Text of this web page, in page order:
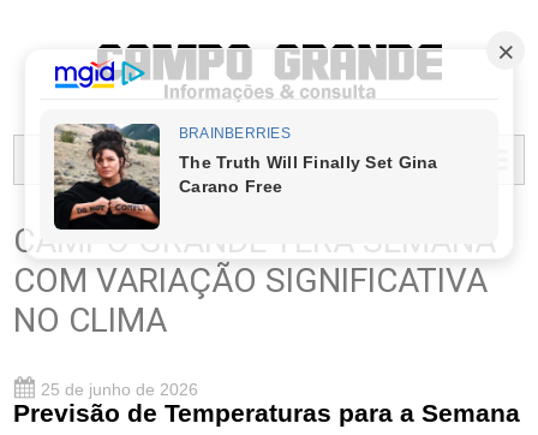
MENU...
CAMPO GRANDE TERÁ SEMANA
COM VARIAÇÃO SIGNIFICATIVA
NO CLIMA
25 de junho de 2026
Previsão de Temperaturas para a Semana